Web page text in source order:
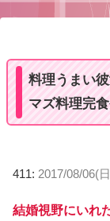
料理うまい
マズ料理完
411: 2017/08/06(
結婚視野にいれ